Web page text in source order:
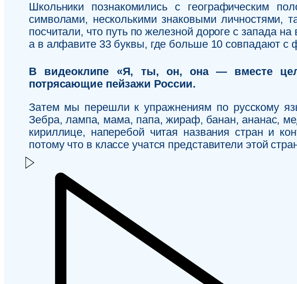
Школьники познакомились с географическим
символами, несколькими знаковыми личностями,
посчитали, что путь по железной дороге с запада
а в алфавите 33 буквы, где больше 10 совпадают с
В видеоклипе «Я, ты, он, она — вместе
потрясающие пейзажи России.
Затем мы перешли к упражнениям по русскому
Зебра, лампа, мама, папа, жираф, банан, ананас,
кириллице, наперебой читая названия стран и
потому что в классе учатся представители этой